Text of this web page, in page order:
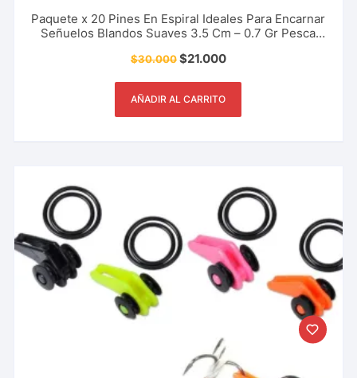
Paquete x 20 Pines En Espiral Ideales Para Encarnar
Señuelos Blandos Suaves 3.5 Cm – 0.7 Gr Pesca
$30.000$21.000
AÑADIR AL CARRITO